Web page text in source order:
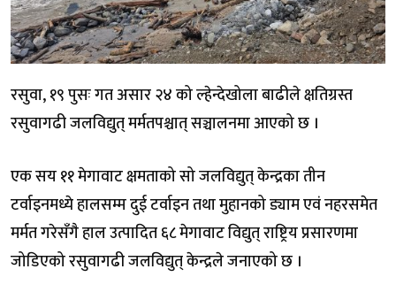
रसुवा, १९ पुसः गत असार २४ को ल्हेन्देखोला बाढीले क्षतिग्रस्त
रसुवागढी जलविद्युत् मर्मतपश्चात् सञ्चालनमा आएको छ ।
एक सय ११ मेगावाट क्षमताको सो जलविद्युत् केन्द्रका तीन
टर्वाइनमध्ये हालसम्म दुई टर्वाइन तथा मुहानको ड्याम एवं नहरसमेत
मर्मत गरेसँगै हाल उत्पादित ६८ मेगावाट विद्युत् राष्ट्रिय प्रसारणमा
जोडिएको रसुवागढी जलविद्युत् केन्द्रले जनाएको छ ।